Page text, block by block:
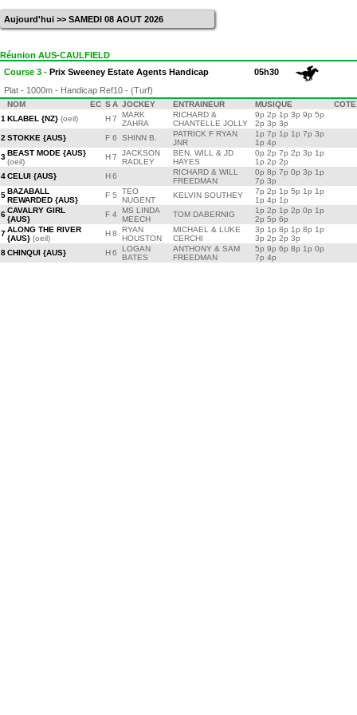
Aujourd'hui >> SAMEDI 08 AOUT 2026
Réunion AUS-CAULFIELD
Course 3 - Prix Sweeney Estate Agents Handicap
05h30
Plat - 1000m - Handicap Ref10 - (Turf)
NOM EC SA JOCKEY ENTRAINEUR MUSIQUE
COTE
1 KLABEL {NZ} (oeil) H7
MARK
ZAHRA
RICHARD &
CHANTELLE JOLLY
9p 2p 1p 3p 9p 5p
2p 3p 3p
2 STOKKE {AUS} F 6 SHINN B.
PATRICK F RYAN
JNR
1p 7p 1p 1p 7p 3p
1p 4p
3BEAST MODE {AUS}
(oeil)
H7
JACKSON
RADLEY
BEN, WILL & JD
HAYES
0p 2p 7p 2p 3p 1p
1p 2p 2p
4CELUI {AUS} H6
RICHARD & WILL
FREEDMAN
0p 8p 7p 0p 3p 1p
7p 3p
5BAZABALL
REWARDED {AUS}
F 5
TEO
NUGENT
KELVIN SOUTHEY
7p 2p 1p 5p 1p 1p
1p 4p 1p
6CAVALRY GIRL
{AUS}
F 4
MS LINDA
MEECH
TOM DABERNIG
1p 2p 1p 2p 0p 1p
2p 5p 6p
7ALONG THE RIVER
{AUS} (oeil)
H8
RYAN
HOUSTON
MICHAEL & LUKE
CERCHI
3p 1p 8p 1p 8p 1p
3p 2p 2p 3p
8CHINQUI {AUS} H6
LOGAN
BATES
ANTHONY & SAM
FREEDMAN
5p 9p 6p 8p 1p 0p
7p 4p